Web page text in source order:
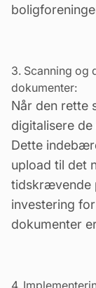
3. Scanning og
dokumenter:
Når den rette
digitalisere
Dette
upload til det
tidskrævende
investering
dokumenter